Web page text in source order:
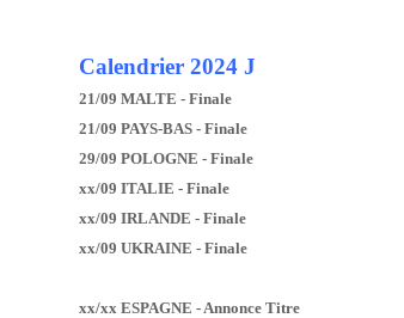
Calendrier 2024 J
21/09 MALTE - Finale
21/09 PAYS-BAS - Finale
29/09 POLOGNE - Finale
xx/09 ITALIE - Finale
xx/09 IRLANDE - Finale
xx/09 UKRAINE - Finale
xx/xx ESPAGNE - Annonce Titre